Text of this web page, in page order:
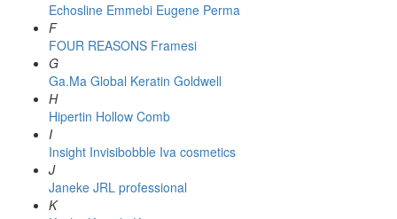
Echosline Emmebi Eugene Perma
F
FOUR REASONS Framesi
G
Ga.Ma Global Keratin Goldwell
H
Hipertin Hollow Comb
I
Insight Invisibobble Iva cosmetics
J
Janeke JRL professional
K